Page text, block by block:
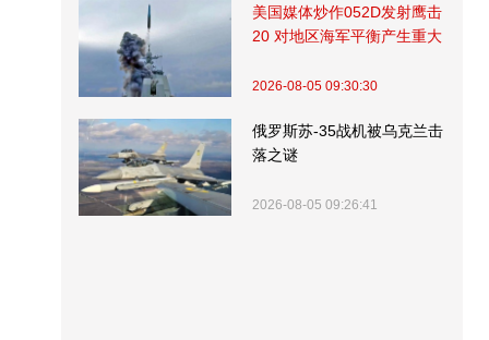
美国媒体炒作052D发射鹰击
20 对地区海军平衡产生重大
2026-08-05 09:30:30
俄罗斯苏-35战机被乌克兰击
落之谜
2026-08-05 09:26:41